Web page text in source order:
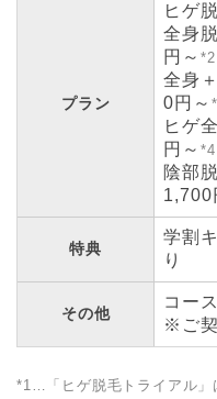
プラン
ヒゲ
全身
円～ *2
全身
0円～
ヒゲ
円～ *4
陰部
1,700
特典
学割
り
その他
コー
※ご
*1…「ヒゲ脱毛トライアル」